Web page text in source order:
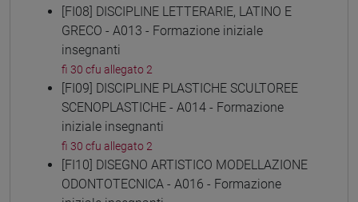
[FI08] DISCIPLINE LETTERARIE, LATINO E
GRECO - A013 - Formazione iniziale
insegnanti
fi 30 cfu allegato 2
[FI09] DISCIPLINE PLASTICHE SCULTOREE
SCENOPLASTICHE - A014 - Formazione
iniziale insegnanti
fi 30 cfu allegato 2
[FI10] DISEGNO ARTISTICO MODELLAZIONE
ODONTOTECNICA - A016 - Formazione